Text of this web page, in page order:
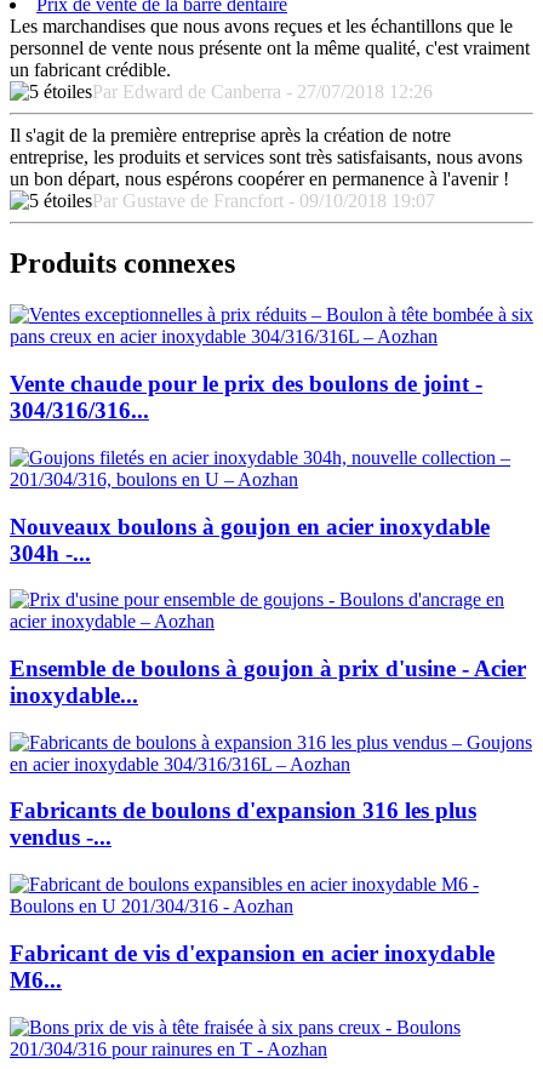
Les marchandises que nous avons reçues et les échantillons que le
personnel de vente nous présente ont la même qualité, c'est vraiment
un fabricant crédible.
Par Edward de Canberra - 27/07/2018 12:26
Il s'agit de la première entreprise après la création de notre
entreprise, les produits et services sont très satisfaisants, nous avons
un bon départ, nous espérons coopérer en permanence à l'avenir !
Par Gustave de Francfort - 09/10/2018 19:07
Produits connexes
Vente chaude pour le prix des boulons de joint -
304/316/316...
Nouveaux boulons à goujon en acier inoxydable
304h -...
Ensemble de boulons à goujon à prix d'usine - Acier
inoxydable...
Fabricants de boulons d'expansion 316 les plus
vendus -...
Fabricant de vis d'expansion en acier inoxydable
M6...